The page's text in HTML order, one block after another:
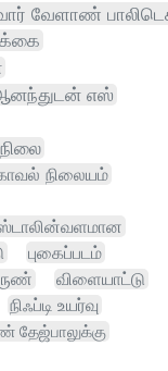
வேளாண்
எஸ்
நிலையம்
புகைப்படம்
விளையாட்டு
நிஃப்டி உயர்வு
தேஜ்பாலுக்கு